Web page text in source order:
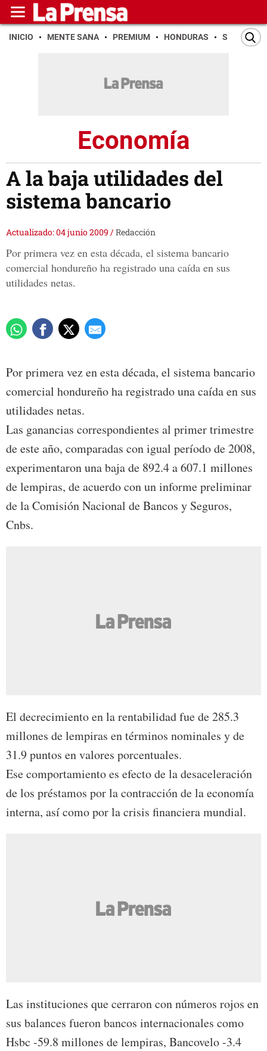
INICIO MENTE SANA PREMIUM HONDURAS SAN PEDRO
Economía
A la baja utilidades del
sistema bancario
Actualizado: 04 junio 2009 /Redacción
Por primera vez en esta década, el sistema bancario
comercial hondureño ha registrado una caída en sus
utilidades netas.
Por primera vez en esta década, el sistema bancario
comercial hondureño ha registrado una caída en sus
utilidades netas.
Las ganancias correspondientes al primer trimestre
de este año, comparadas con igual período de 2008,
experimentaron una baja de 892.4 a 607.1 millones
de lempiras, de acuerdo con un informe preliminar
de la Comisión Nacional de Bancos y Seguros,
Cnbs.
El decrecimiento en la rentabilidad fue de 285.3
millones de lempiras en términos nominales y de
31.9 puntos en valores porcentuales.
Ese comportamiento es efecto de la desaceleración
de los préstamos por la contracción de la economía
interna, así como por la crisis financiera mundial.
Las instituciones que cerraron con números rojos en
sus balances fueron bancos internacionales como
Hsbc -59.8 millones de lempiras, Bancovelo -3.4